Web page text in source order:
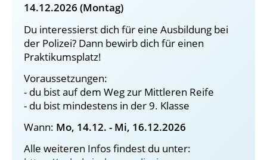
14.12.2026 (Montag)
Du interessierst dich für eine Ausbildung bei
der Polizei? Dann bewirb dich für einen
Praktikumsplatz!
Voraussetzungen:
- du bist auf dem Weg zur Mittleren Reife
- du bist mindestens in der 9. Klasse
Wann: Mo, 14.12. - Mi, 16.12.2026
Alle weiteren Infos findest du unter: